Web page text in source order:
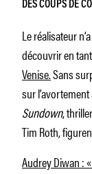
DES COUPS DE
Le réalisateur
découvrir en
Venise.Sans
sur l’avortement
Sundown,
Tim Roth,
Audrey Diwan :